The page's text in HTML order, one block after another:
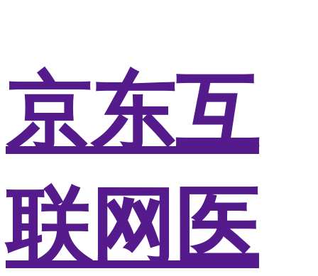
京东互
联网医